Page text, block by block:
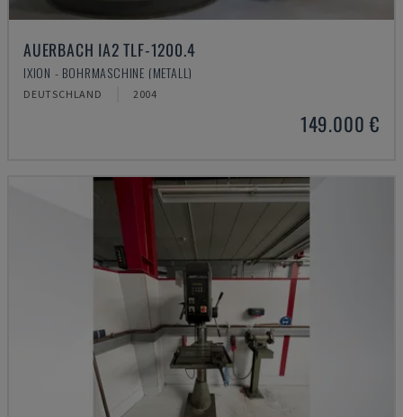
AUERBACH IA2 TLF-1200.4
IXION - BOHRMASCHINE (METALL)
DEUTSCHLAND 2004
149.000 €